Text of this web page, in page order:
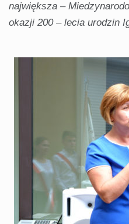
największa –
okazji 200 – lecia urodzin